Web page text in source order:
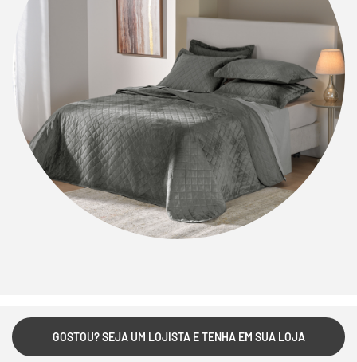
GOSTOU? SEJA UM LOJISTA E TENHA EM SUA LOJA